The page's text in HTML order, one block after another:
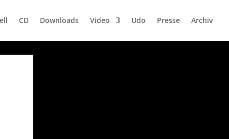
CD Downloads Video Udo Presse Archiv